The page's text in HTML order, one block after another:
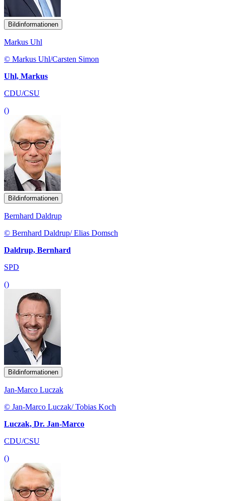
Bildinformationen
Markus Uhl
© Markus Uhl/Carsten Simon
Uhl, Markus
CDU/CSU
()
Bildinformationen
Bernhard Daldrup
© Bernhard Daldrup/ Elias Domsch
Daldrup, Bernhard
SPD
()
Bildinformationen
Jan-Marco Luczak
© Jan-Marco Luczak/ Tobias Koch
Luczak, Dr. Jan-Marco
CDU/CSU
()